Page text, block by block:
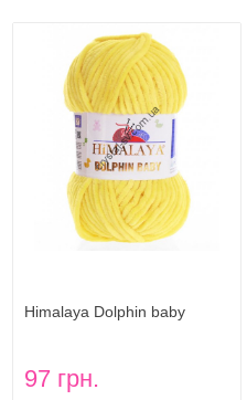
Himalaya Dolphin baby
97 грн.